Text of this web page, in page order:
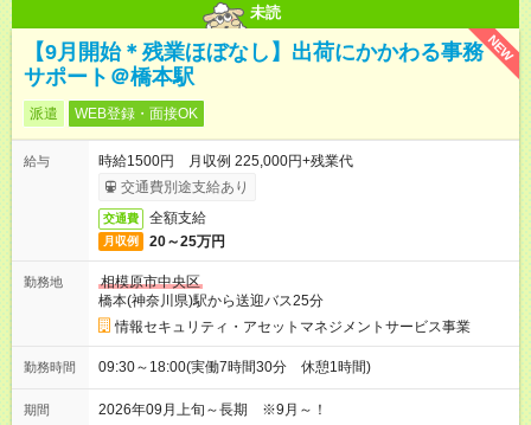
未読
NEW
【9月開始＊残業ほぼなし】出荷にかかわる事務
サポート＠橋本駅
派遣 WEB登録・面接OK
給与
時給1500円 月収例 225,000円+残業代
交通費別途支給あり
交通費 全額支給
月収例 20～25万円
勤務地
相模原市中央区
橋本(神奈川県)駅から送迎バス25分
情報セキュリティ・アセットマネジメントサービス事業
勤務時間 09:30～18:00(実働7時間30分 休憩1時間)
期間 2026年09月上旬～長期 ※9月～！